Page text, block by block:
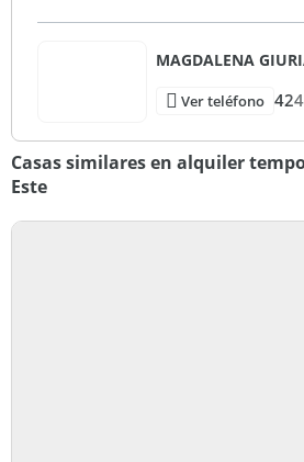
MAGDALENA
Ver teléfono
Casas similares en alquiler
Este